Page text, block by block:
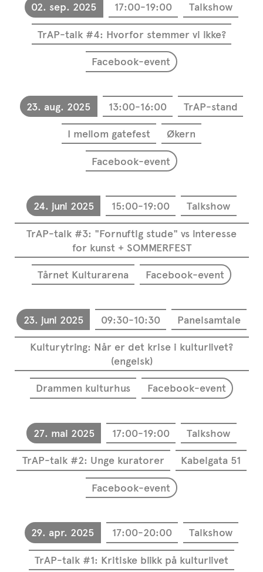
02. sep. 2025 17:00-19:00 Talkshow
TrAP-talk #4: Hvorfor stemmer vi ikke?
Facebook-event
23. aug. 2025 13:00-16:00 TrAP-stand
I mellom gatefest Økern
Facebook-event
24. juni 2025 15:00-19:00 Talkshow
TrAP-talk #3: "Fornuftig stude" vs interesse
for kunst + SOMMERFEST
Tårnet Kulturarena Facebook-event
23. juni 2025 09:30-10:30 Panelsamtale
Kulturytring: Når er det krise i kulturlivet?
(engelsk)
Drammen kulturhus Facebook-event
27. mai 2025 17:00-19:00 Talkshow
TrAP-talk #2: Unge kuratorer Kabelgata 51
Facebook-event
29. apr. 2025 17:00-20:00 Talkshow
TrAP-talk #1: Kritiske blikk på kulturlivet